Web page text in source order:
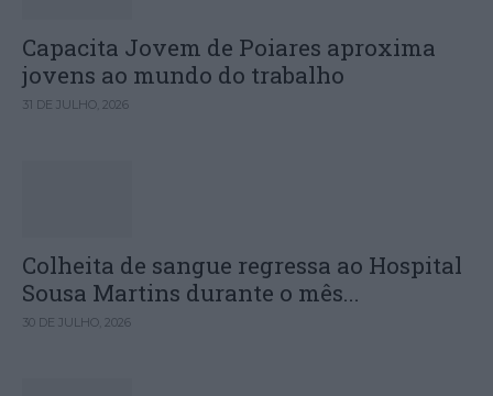
Capacita Jovem de Poiares aproxima
jovens ao mundo do trabalho
31 DE JULHO, 2026
Colheita de sangue regressa ao Hospital
Sousa Martins durante o mês...
30 DE JULHO, 2026